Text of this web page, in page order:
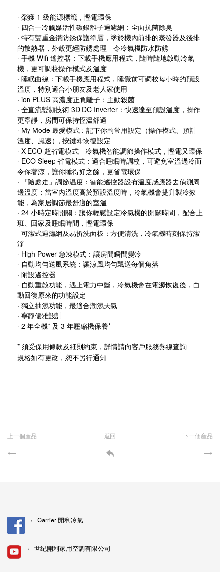
· 榮獲 1 級能源標籤，慳電環保
· 四合一冷觸媒活性碳銀離子過濾網：全面抗菌除臭
· 特有雙重金鑽防銹保護塗層，塗於機內前排的蒸發器及後排
的散熱器，外殼更經防銹處理，令冷氣機防水防銹
· 手機 Wifi 遙控器：下載手機應用程式，隨時隨地啟動冷氣
機，更可調校操作模式及溫度
· 睡眠曲線：下載手機應用程式，睡覺前可調校每小時的預設
溫度，特別適合小朋友及老人家使用
· ion PLUS 高濃度正負離子：主動殺菌
· 全直流變頻技術 3D DC Inverter：快速達至預設溫度，操作
更寧靜，房間可保持恆溫舒適
· My Mode 最愛模式：記下你的常用設定（操作模式、預計
溫度、風速）, 按鍵即恢復設定
· X-ECO 超省電模式：冷氣機智能調節操作模式，慳電又環保
· ECO Sleep 省電模式：適合睡眠時調校，可避免室溫過冷而
令你著涼，讓你睡得好之餘，更省電環保
· 「隨處走」調節温度：智能遙控器設有溫度感應器去偵測周
邊溫度；當室內溫度高於預設溫度時，冷氣機會提升製冷效
能，為家居調節最舒適的室溫
· 24 小時定時開關：讓你輕鬆設定冷氣機的開關時間，配合上
班、回家及睡眠時間，慳電環保
· 可潔式過濾網及易拆洗面板：方便清洗，冷氣機時刻保持潔
淨
· High Power 急凍模式：讓房間瞬間變冷
· 自動均勻送風系統：讓涼風均勻飄送每個角落
· 附設遙控器
· 自動重啟功能，遇上電力中斷，冷氣機會在電源恢復後，自
動回復原來的功能設定
· 獨立抽濕功能，最適合潮濕天氣
· 寧靜優雅設計
· 2 年全機* 及 3 年壓縮機保養*
* 須受保用條款及細則約束，詳情請向客戶服務熱線查詢
規格如有更改，恕不另行通知
上一個産品 返回 下一個産品
Carrier 開利冷氣
世纪開利家用空調有限公司